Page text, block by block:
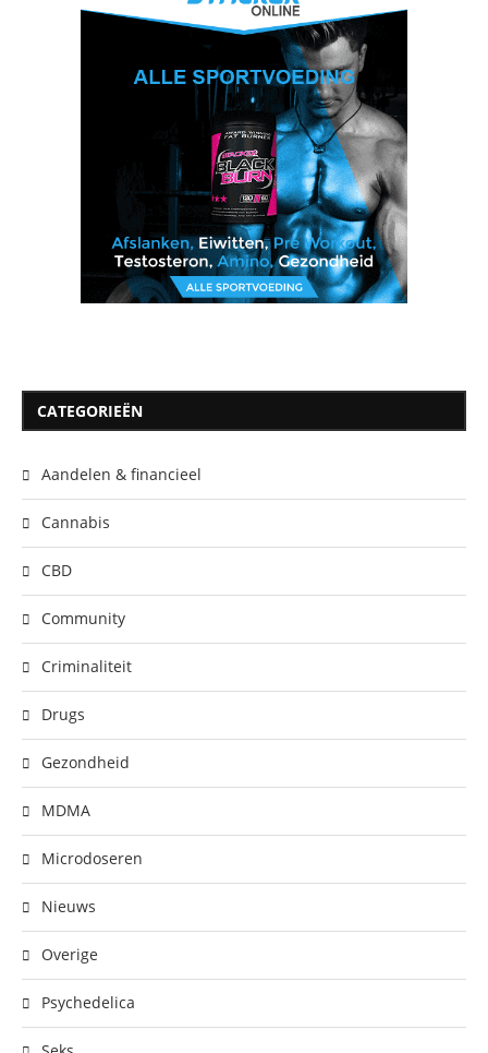
CATEGORIEËN
Aandelen & financieel
Cannabis
CBD
Community
Criminaliteit
Drugs
Gezondheid
MDMA
Microdoseren
Nieuws
Overige
Psychedelica